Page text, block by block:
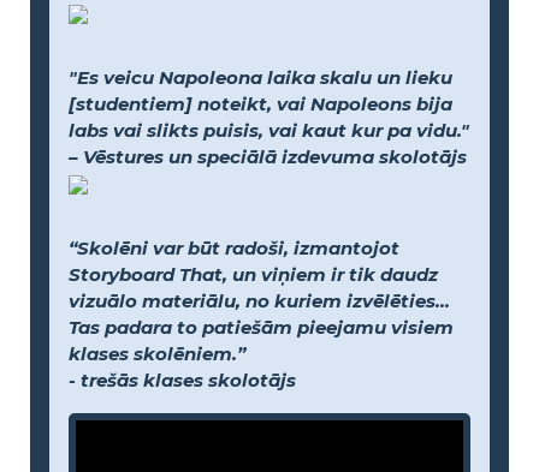
"Es veicu Napoleona laika skalu un lieku
[studentiem] noteikt, vai Napoleons bija
labs vai slikts puisis, vai kaut kur pa vidu."
– Vēstures un speciālā izdevuma skolotājs
“Skolēni var būt radoši, izmantojot
Storyboard That, un viņiem ir tik daudz
vizuālo materiālu, no kuriem izvēlēties...
Tas padara to patiešām pieejamu visiem
klases skolēniem.”
- trešās klases skolotājs